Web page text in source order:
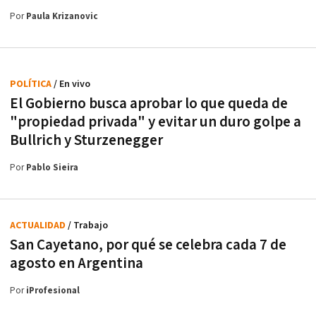
PorPaula Krizanovic
El Gobierno busca aprobar lo que queda de
"propiedad privada" y evitar un duro golpe a
Bullrich y Sturzenegger
POLÍTICA/ En vivo
PorPablo Sieira
San Cayetano, por qué se celebra cada 7 de
agosto en Argentina
ACTUALIDAD / Trabajo
PoriProfesional